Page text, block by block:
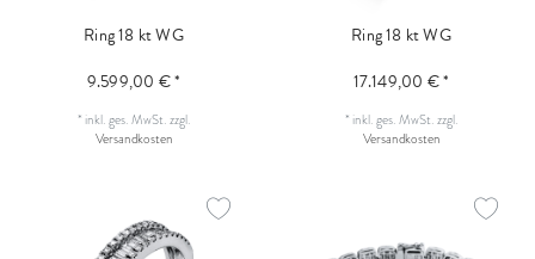
Ring 18 kt WG
9.599,00 € *
* inkl. ges. MwSt.zzgl.
Versandkosten
Ring 18 kt WG
17.149,00 € *
* inkl. ges. MwSt.zzgl.
Versandkosten